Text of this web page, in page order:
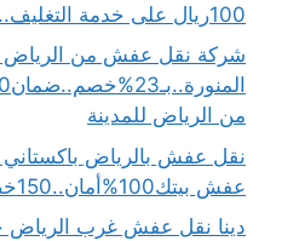
100ريال على خدمة التغليف..اتصل بنا
شركة نقل عفش من الرياض
من الرياض للمدينة
نقل عفش بالرياض
عفش بيتك100%أمان..150خصم فوري